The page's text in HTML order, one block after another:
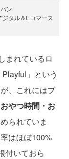
ン
タル＆Eコマース
まれているロ
」という
、これにはブ
やつ時間・お
られていま
はほぼ100%
付いておら